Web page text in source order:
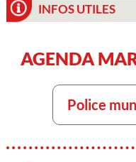
INFOS UTILES
AGENDA
Police